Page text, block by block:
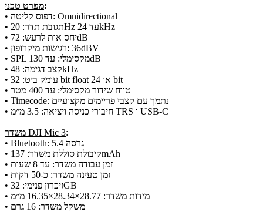
מפרט טכני:
• דפוס קליטה: Omnidirectional
• תגובת תדר: 20Hz עד 24kHz
• יחס אות לרעש: 72dB
• רגישות מיקרופון: ‎36dBV
• SPL מקסימלי: עד 130dB
• קצב דגימה: 48kHz
• עומק ביט: 32 bit float או 24 bit
• טווח שידור מקסימלי: עד 400 מטר
• Timecode: נתמך עם קצבי פריימים מקצועיים
• חיבורי כניסה ויציאה: 3.5 מ״מ TRS ו USB-C
משדר DJI Mic 3:
• Bluetooth: גרסה 5.4
• קיבולת סוללת משדר: 137mAh
• זמן עבודה משדר: עד 8 שעות
• זמן טעינה משדר: כ-50 דקות
• זיכרון פנימי: 32GB
• מידות משדר: 28.77×28.34×16.35 מ״מ
• משקל משדר: 16 גרם